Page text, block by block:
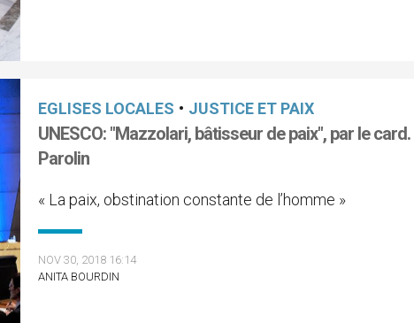
EGLISES LOCALES • JUSTICE ET PAIX
UNESCO: "Mazzolari, bâtisseur de paix", par le card.
Parolin
« La paix, obstination constante de l’homme »
NOV 30, 2018 16:14
ANITA BOURDIN